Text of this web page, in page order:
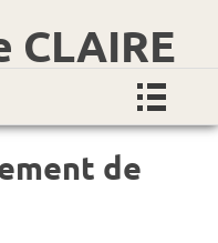
CLAIRE
de